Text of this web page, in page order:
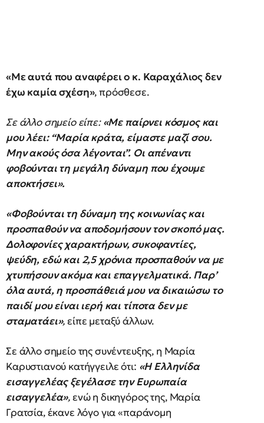
«Με αυτά που αναφέρει ο κ. Καραχάλιος δεν
έχω καμία σχέση», πρόσθεσε.
Σε άλλο σημείο είπε:«Με παίρνει κόσμος και
μου λέει: “Μαρία κράτα, είμαστε μαζί σου.
Μην ακούς όσα λέγονται”. Οι απέναντι
φοβούνται τη μεγάλη δύναμη που έχουμε
αποκτήσει».
«Φοβούνται τη δύναμη της κοινωνίας και
προσπαθούν να αποδομήσουν τον σκοπό μας.
Δολοφονίες χαρακτήρων, συκοφαντίες,
ψεύδη, εδώ και 2,5 χρόνια προσπαθούν να με
χτυπήσουν ακόμα και επαγγελματικά. Παρ’
όλα αυτά, η προσπάθειά μου να δικαιώσω το
παιδί μου είναι ιερή και τίποτα δεν με
σταματάει»,είπε μεταξύ άλλων.
Σε άλλο σημείο της συνέντευξης, η Μαρία
Καρυστιανού κατήγγειλε ότι: «Η Ελληνίδα
εισαγγελέας ξεγέλασε την Ευρωπαία
εισαγγελέα»,ενώ η δικηγόρος της, Μαρία
Γρατσία, έκανε λόγο για «παράνομη